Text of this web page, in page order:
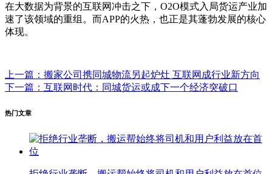
在大数据为背景的互联网冲击之下，O2O模式入局货运产业加
速了该领域的重组。而APP的火热，也正是其蓬勃发展的核心
体现。
上一篇：搬家公司携同城物流另起炉灶 互联网成行业新方向
下一篇：互联网时代：同城货运或成下一个经济突破口
热门文章